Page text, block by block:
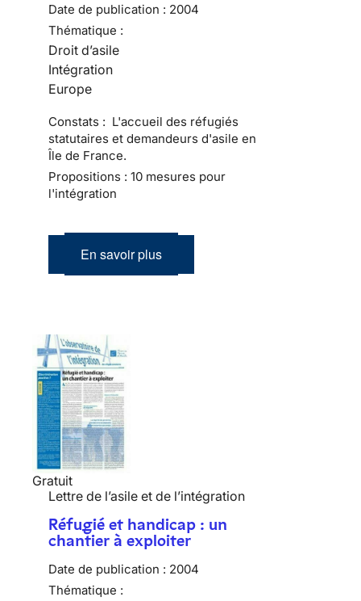
Date de publication : 2004
Thématique :
Droit d’asile
Intégration
Europe
Constats : L'accueil des réfugiés
statutaires et demandeurs d'asile en
Île de France.
Propositions : 10 mesures pour
l'intégration
En savoir plus
Gratuit
Lettre de l’asile et de l’intégration
Réfugié et handicap : un
chantier à exploiter
Date de publication : 2004
Thématique :